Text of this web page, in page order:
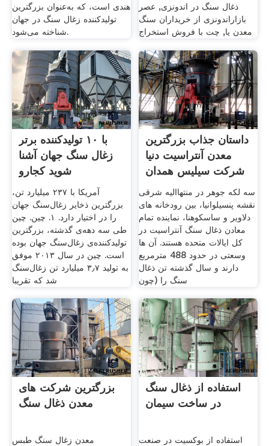
هندی است، که به‌عنوان بزرگترین
تولیدکننده زغال سنگ در جهان
شناخته می‌شود.
ذغال سنگ در اندونزی, عصر
بازاراندونزی از خریداران سنگ
معدن یا, چت با فروش استخراج
با ۱۰ تولیدکننده برتر
زغال سنگ جهان آشنا
شوید کجارو
آمریکا با ۲۳۷ میلیارد تن،
بزرگترین ذخایر زغال‌سنگ جهان
را در اختیار دارد. ۱. چین. چین
طی سه دهه‌ی گذشته، بزرگترین
تولیدکننده‌ی زغال‌سنگ جهان بوده
است. چین در سال ۲۰۱۳ موفق
به تولید ۳٫۷ میلیارد تن زغال‌سنگ
شد که تقریبا
داستان جذاب بزرگترین
معدن آنتراسیت دنیا
شرکت سیلیس همدان
سه لکه جوهر در منتهاالیه شرقی
نقشه پنسیلوانیا، بین رودخانه های
دلاویر و ساسکوهنا، نماینده تمام
معادن ذغال سنگ آنتراسیت در
کل ایالات متحده هستند. آن ها
وسعتی در حدود 488 مترمربع
دارند و سال گذشته تن ذغال
سنگ را (چون
بزرگترین شرکت های
معدن ذغال سنگ
معدن زغال سنگ طبس
استفاده از ذغال سنگ
در ساخت سیمان
استفاده از بوکسیت در صنعت